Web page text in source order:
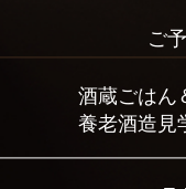
ご
酒蔵ごはん
養老酒造見